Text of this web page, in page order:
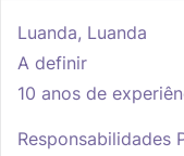
Luanda, Luanda
A definir
10 anos de
Responsabilidades